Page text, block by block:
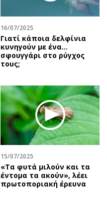
Αναδρομές
Πρόσωπα
Περιβάλλον
Good Life
Showbiz
Ταξίδια
Συνταγές
Έξοδος
Media
Εκπομπές
Wine routes
16/07/2025
Γιατί κάποια δελφίνια
κυνηγούν με ένα…
σφουγγάρι στο ρύγχος
τους;
15/07/2025
«Tα φυτά μιλούν και τα
έντομα τα ακούν», λέει
πρωτοποριακή έρευνα